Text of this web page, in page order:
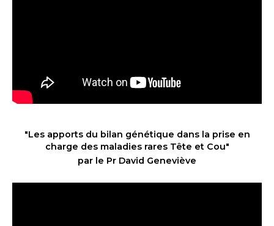
"Les apports du bilan génétique dans la prise en
charge des maladies rares Tête et Cou"
par le Pr David Geneviève